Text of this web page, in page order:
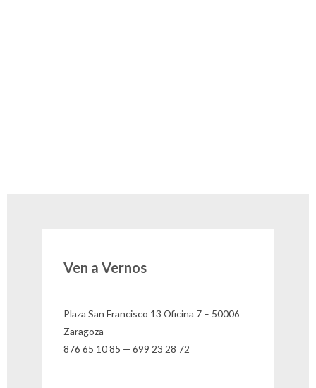
Ven a Vernos
Plaza San Francisco 13 Oficina 7 – 50006
Zaragoza
876 65 10 85 — 699 23 28 72